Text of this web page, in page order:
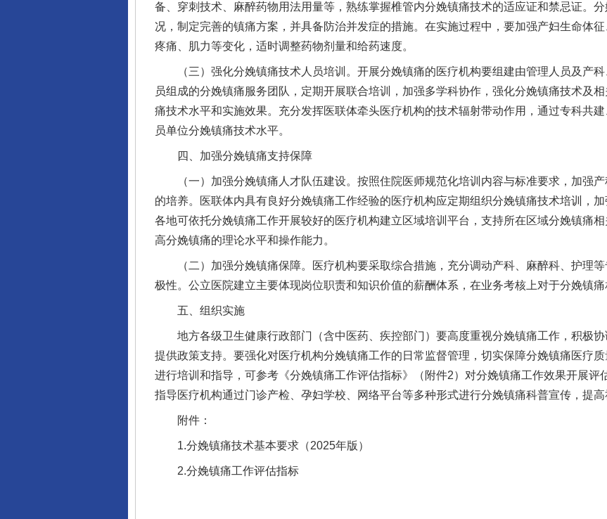
备、穿刺技术、麻醉药物用法用量等，熟练掌握椎管内分娩镇痛技术的适应证和禁忌证。
况，制定完善的镇痛方案，并具备防治并发症的措施。在实施过程中，要加强产妇生命体
疼痛、肌力等变化，适时调整药物剂量和给药速度。
（三）强化分娩镇痛技术人员培训。开展分娩镇痛的医疗机构要组建由管理人员及产科
员组成的分娩镇痛服务团队，定期开展联合培训，加强多学科协作，强化分娩镇痛技术及
痛技术水平和实施效果。充分发挥医联体牵头医疗机构的技术辐射带动作用，通过专科共
员单位分娩镇痛技术水平。
四、加强分娩镇痛支持保障
（一）加强分娩镇痛人才队伍建设。按照住院医师规范化培训内容与标准要求，加强产
的培养。医联体内具有良好分娩镇痛工作经验的医疗机构应定期组织分娩镇痛技术培训，加
各地可依托分娩镇痛工作开展较好的医疗机构建立区域培训平台，支持所在区域分娩镇痛
高分娩镇痛的理论水平和操作能力。
（二）加强分娩镇痛保障。医疗机构要采取综合措施，充分调动产科、麻醉科、护理等
极性。公立医院建立主要体现岗位职责和知识价值的薪酬体系，在业务考核上对于分娩镇痛
五、组织实施
地方各级卫生健康行政部门（含中医药、疾控部门）要高度重视分娩镇痛工作，积极协
提供政策支持。要强化对医疗机构分娩镇痛工作的日常监督管理，切实保障分娩镇痛医疗
进行培训和指导，可参考《分娩镇痛工作评估指标》（附件2）对分娩镇痛工作效果开展评
指导医疗机构通过门诊产检、孕妇学校、网络平台等多种形式进行分娩镇痛科普宣传，提高
附件：
1.分娩镇痛技术基本要求（2025年版）
2.分娩镇痛工作评估指标